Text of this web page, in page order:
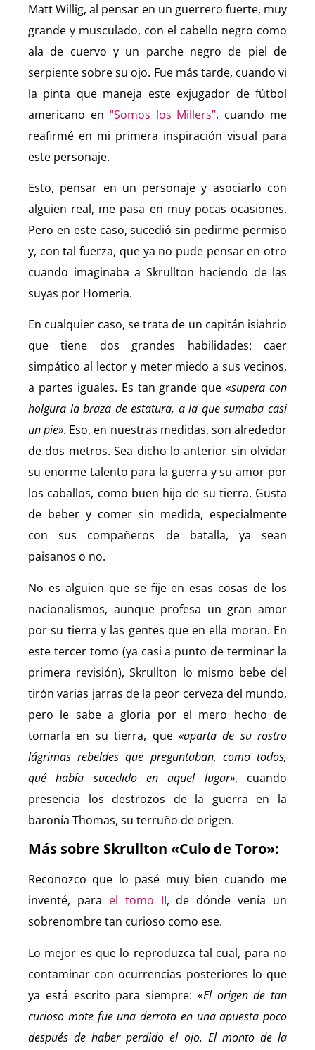
Matt Willig, al pensar en un guerrero fuerte, muy
grande y musculado, con el cabello negro como
ala de cuervo y un parche negro de piel de
serpiente sobre su ojo. Fue más tarde, cuando vi
la pinta que maneja este exjugador de fútbol
americano en “Somos los Millers”, cuando me
reafirmé en mi primera inspiración visual para
este personaje.
Esto, pensar en un personaje y asociarlo con
alguien real, me pasa en muy pocas ocasiones.
Pero en este caso, sucedió sin pedirme permiso
y, con tal fuerza, que ya no pude pensar en otro
cuando imaginaba a Skrullton haciendo de las
suyas por Homeria.
En cualquier caso, se trata de un capitán isiahrio
que tiene dos grandes habilidades: caer
simpático al lector y meter miedo a sus vecinos,
a partes iguales. Es tan grande que «supera con
holgura la braza de estatura, a la que sumaba casi
un pie». Eso, en nuestras medidas, son alrededor
de dos metros. Sea dicho lo anterior sin olvidar
su enorme talento para la guerra y su amor por
los caballos, como buen hijo de su tierra. Gusta
de beber y comer sin medida, especialmente
con sus compañeros de batalla, ya sean
paisanos o no.
No es alguien que se fije en esas cosas de los
nacionalismos, aunque profesa un gran amor
por su tierra y las gentes que en ella moran. En
este tercer tomo (ya casi a punto de terminar la
primera revisión), Skrullton lo mismo bebe del
tirón varias jarras de la peor cerveza del mundo,
pero le sabe a gloria por el mero hecho de
tomarla en su tierra, que «aparta de su rostro
lágrimas rebeldes que preguntaban, como todos,
qué había sucedido en aquel lugar», cuando
presencia los destrozos de la guerra en la
baronía Thomas, su terruño de origen.
Más sobre Skrullton «Culo de Toro»:
Reconozco que lo pasé muy bien cuando me
inventé, para el tomo II, de dónde venía un
sobrenombre tan curioso como ese.
Lo mejor es que lo reproduzca tal cual, para no
contaminar con ocurrencias posteriores lo que
ya está escrito para siempre: «El origen de tan
curioso mote fue una derrota en una apuesta poco
después de haber perdido el ojo. El monto de la